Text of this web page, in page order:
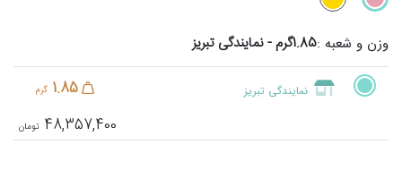
وزن و شعبه :1.85گرم - نمایندگی تبریز
نمایندگی تبریز 1.85 گرم
48,357,400